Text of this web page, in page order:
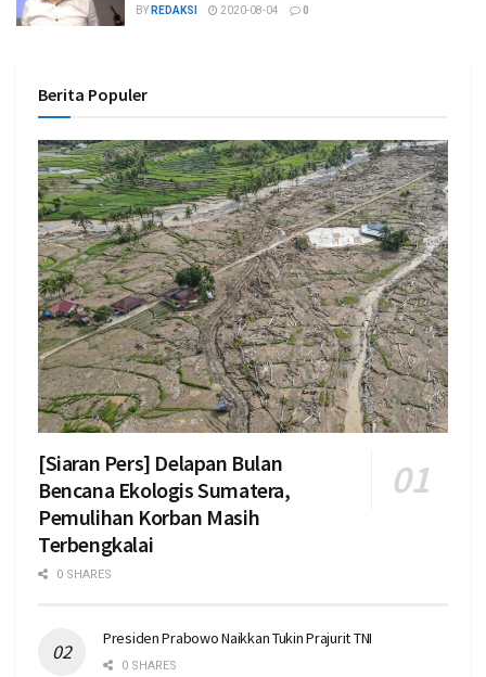
BY REDAKSI 2020-08-04 0
Berita Populer
[Siaran Pers] Delapan Bulan
Bencana Ekologis Sumatera,
Pemulihan Korban Masih
Terbengkalai
0 SHARES
Presiden Prabowo Naikkan Tukin Prajurit TNI
0 SHARES